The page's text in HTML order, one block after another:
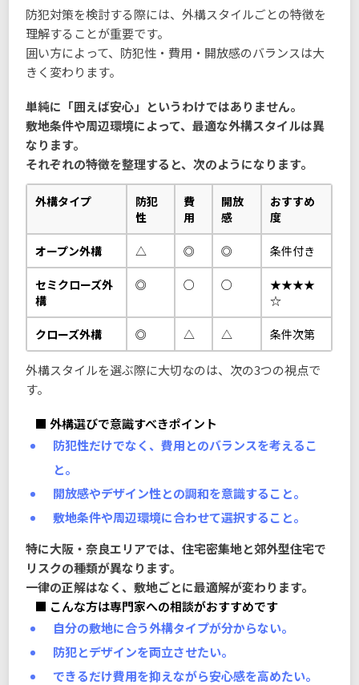
防犯対策を検討する際には、外構スタイルごとの特徴を
理解することが重要です。
囲い方によって、防犯性・費用・開放感のバランスは大
きく変わります。
単純に「囲えば安心」というわけではありません。
敷地条件や周辺環境によって、最適な外構スタイルは異
なります。
それぞれの特徴を整理すると、次のようになります。
外構タイプ
防犯
性
費
用
開放
感
おすすめ
度
オープン外構 △ ◎ ◎ 条件付き
セミクローズ外
構
◎ ○ ○
★★★★
☆
クローズ外構 ◎ △ △ 条件次第
外構スタイルを選ぶ際に大切なのは、次の3つの視点で
す。
■ 外構選びで意識すべきポイント
防犯性だけでなく、費用とのバランスを考えるこ
と。
開放感やデザイン性との調和を意識すること。
敷地条件や周辺環境に合わせて選択すること。
特に大阪・奈良エリアでは、住宅密集地と郊外型住宅で
リスクの種類が異なります。
一律の正解はなく、敷地ごとに最適解が変わります。
■ こんな方は専門家への相談がおすすめです
自分の敷地に合う外構タイプが分からない。
防犯とデザインを両立させたい。
できるだけ費用を抑えながら安心感を高めたい。